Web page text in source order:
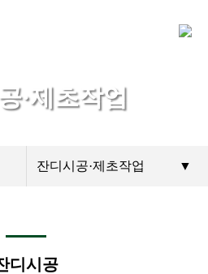
·제초작업
잔디시공·제초작업 ▼
디시공